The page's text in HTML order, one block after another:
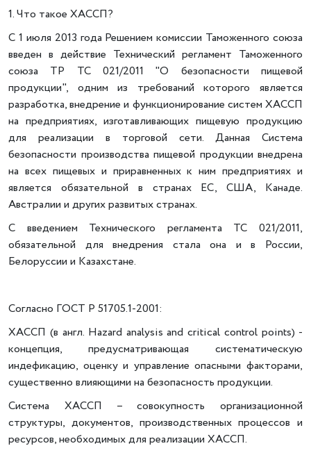
1. Что такое ХАССП?
С 1 июля 2013 года Решением комиссии Таможенного союза
введен в действие Технический регламент Таможенного
союза ТР ТС 021/2011 "О безопасности пищевой
продукции", одним из требований которого является
разработка, внедрение и функционирование систем ХАССП
на предприятиях, изготавливающих пищевую продукцию
для реализации в торговой сети. Данная Система
безопасности производства пищевой продукции внедрена
на всех пищевых и приравненных к ним предприятиях и
является обязательной в странах ЕС, США, Канаде.
Австралии и других развитых странах.
С введением Технического регламента ТС 021/2011,
обязательной для внедрения стала она и в России,
Белоруссии и Казахстане.
Согласно ГОСТ Р 51705.1-2001:
ХАССП (в англ. Hazard analysis and critical control points) -
концепция, предусматривающая систематическую
индефикацию, оценку и управление опасными факторами,
существенно влияющими на безопасность продукции.
Система ХАССП – совокупность организационной
структуры, документов, производственных процессов и
ресурсов, необходимых для реализации ХАССП.